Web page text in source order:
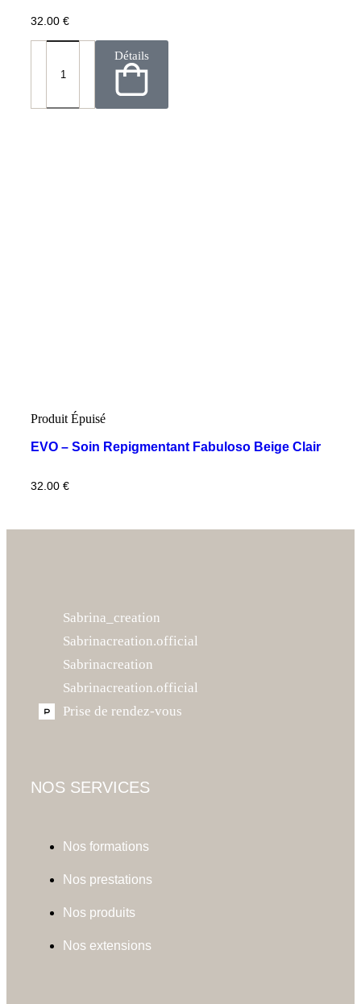
32.00 €
Détails
Produit Épuisé
EVO – Soin Repigmentant Fabuloso Beige Clair
32.00 €
Sabrina_creation
Sabrinacreation.official
Sabrinacreation
Sabrinacreation.official
Prise de rendez-vous
NOS SERVICES
Nos formations
Nos prestations
Nos produits
Nos extensions